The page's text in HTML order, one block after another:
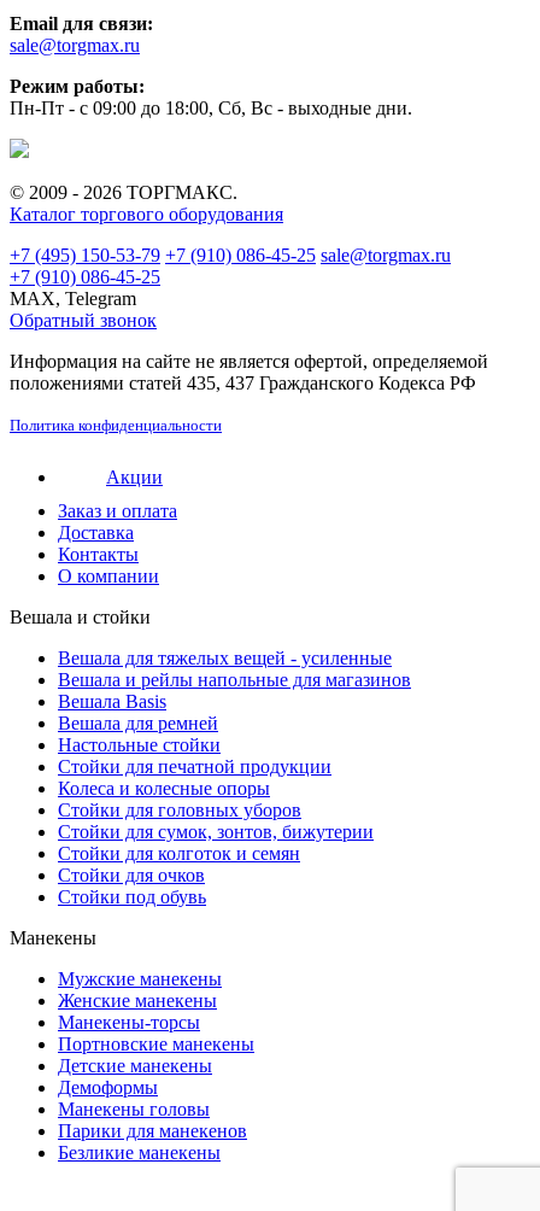
Email для связи:
sale@torgmax.ru
Режим работы:
Пн-Пт - с 09:00 до 18:00, Сб, Вс - выходные дни.
© 2009 - 2026 ТОРГМАКС.
Каталог торгового оборудования
+7 (495) 150-53-79 +7 (910) 086-45-25 sale@torgmax.ru
+7 (910) 086-45-25
MAX, Telegram
Обратный звонок
Информация на сайте не является офертой, определяемой
положениями статей 435, 437 Гражданского Кодекса РФ
Политика конфиденциальности
Акции
Заказ и оплата
Доставка
Контакты
О компании
Вешала и стойки
Вешала для тяжелых вещей - усиленные
Вешала и рейлы напольные для магазинов
Вешала Basis
Вешала для ремней
Настольные стойки
Стойки для печатной продукции
Колеса и колесные опоры
Стойки для головных уборов
Стойки для сумок, зонтов, бижутерии
Стойки для колготок и семян
Стойки для очков
Стойки под обувь
Манекены
Мужские манекены
Женские манекены
Манекены-торсы
Портновские манекены
Детские манекены
Демоформы
Манекены головы
Парики для манекенов
Безликие манекены